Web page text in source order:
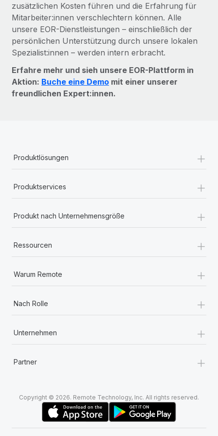
zusätzlichen Kosten führen und die Erfahrung für
Mitarbeiter:innen verschlechtern können. Alle
unsere EOR-Dienstleistungen – einschließlich der
persönlichen Unterstützung durch unsere lokalen
Spezialist:innen – werden intern erbracht.
Erfahre mehr und sieh unsere EOR-Plattform in
Aktion: Buche eine Demo mit einer unserer
freundlichen Expert:innen.
Produktlösungen +
Produktservices +
Produkt nach Unternehmensgröße +
Ressourcen +
Warum Remote +
Nach Rolle +
Unternehmen +
Partner +
Copyright © 2026. Remote Technology, Inc. All rights reserved.